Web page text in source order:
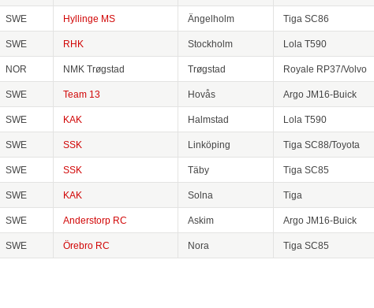
SWE Hyllinge MS Ängelholm Tiga SC86
SWE RHK Stockholm Lola T590
NOR NMK Trøgstad Trøgstad Royale RP37/Volvo
SWE Team 13 Hovås Argo JM16-Buick
SWE KAK Halmstad Lola T590
SWE SSK Linköping Tiga SC88/Toyota
SWE SSK Täby Tiga SC85
SWE KAK Solna Tiga
SWE Anderstorp RC Askim Argo JM16-Buick
SWE Örebro RC Nora Tiga SC85